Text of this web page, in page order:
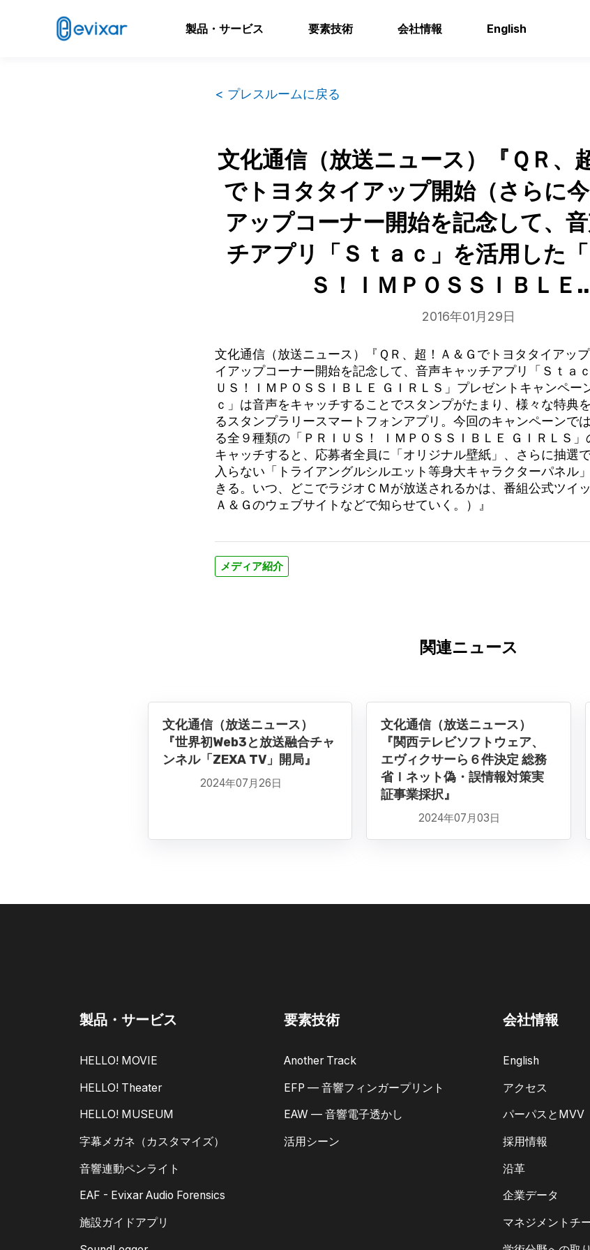
製品・サービス 要素技術 会社情報 English
< プレスルームに戻る
文化通信（放送ニュース）『ＱＲ、
でトヨタタイアップ開始（さらに
アップコーナー開始を記念して、
チアプリ「Ｓｔａｃ」を活用した
Ｓ！ＩＭＰＯＳＳＩＢＬＥ
2016年01月29日
文化通信（放送ニュース）『ＱＲ、超！Ａ＆Ｇでトヨタタイアッ
イアップコーナー開始を記念して、音声キャッチアプリ「Ｓｔａ
ＵＳ！ＩＭＰＯＳＳＩＢＬＥ ＧＩＲＬＳ」プレゼントキャンペー
ｃ」は音声をキャッチすることでスタンプがたまり、様々な特典
るスタンプラリースマートフォンアプリ。今回のキャンペーンで
る全９種類の「ＰＲＩＵＳ！ ＩＭＰＯＳＳＩＢＬＥ ＧＩＲＬＳ
キャッチすると、応募者全員に「オリジナル壁紙」、さらに抽選
入らない「トライアングルシルエット等身大キャラクターパネル
きる。いつ、どこでラジオＣＭが放送されるかは、番組公式ツイ
Ａ＆Ｇのウェブサイトなどで知らせていく。）』
メディア紹介
関連ニュース
文化通信（放送ニュース）
『世界初Web3と放送融合チャ
ンネル「ZEXA TV」開局』
2024年07月26日
文化通信（放送ニュース）
『関西テレビソフトウェア、
エヴィクサーら６件決定 総務
省Ｉネット偽・誤情報対策実
証事業採択』
2024年07月03日
製品・サービス
HELLO! MOVIE
HELLO! Theater
HELLO! MUSEUM
字幕メガネ（カスタマイズ）
音響連動ペンライト
EAF - Evixar Audio Forensics
施設ガイドアプリ
要素技術
Another Track
EFP — 音響フィンガープリント
EAW — 音響電子透かし
活用シーン
会社情報
English
アクセス
パーパスとMVV
採用情報
沿革
企業データ
マネジメントチ